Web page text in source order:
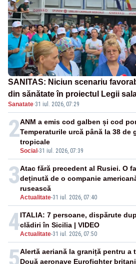
SANITAS: Niciun scenariu
din sănătate în proiectul Legii
Sanatate·31 iul. 2026, 07:29
2
Social -31 iul. 2026, 07:39
ANM a emis cod galben și cod
Temperaturile urcă până la 38 de
tropicale
3
Actualitate-31 iul. 2026, 07:40
Atac fără precedent al Rusiei. O
deținută de o companie
rusească
4Actualitate-31 iul. 2026, 07:50
ITALIA: 7 persoane, dispărute
clădiri în Sicilia | VIDEO
5Alertă aeriană la graniță pentru a
Două aeronave Eurofighter